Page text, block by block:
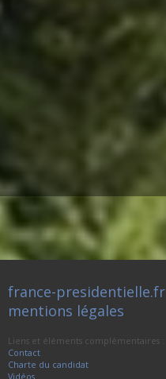
france-presidentielle.fr
mentions légales
Liens et éléments complémentaires :
Contact
Charte du candidat
Vidéos